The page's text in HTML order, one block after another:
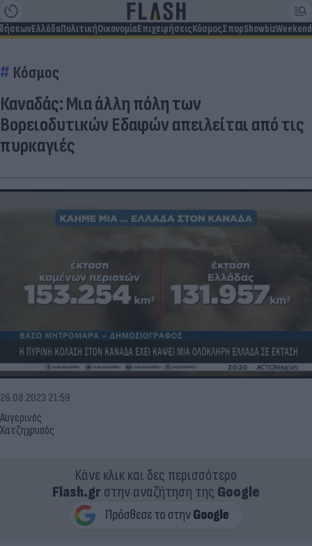
ΕλλάδαΠολιτικήΟικονομίαΕπιχειρήσειςΚόσμοςΣπορShowbizWeekend
Κόσμος
Καναδάς: Μια άλλη πόλη των
Βορειοδυτικών Εδαφών απειλείται από τις
πυρκαγιές
Αυγερινός
Χατζηχρυσός
26.08.2023 21:59
Κάνε κλικ και δες περισσότερο
Flash.grστην αναζήτηση της Google